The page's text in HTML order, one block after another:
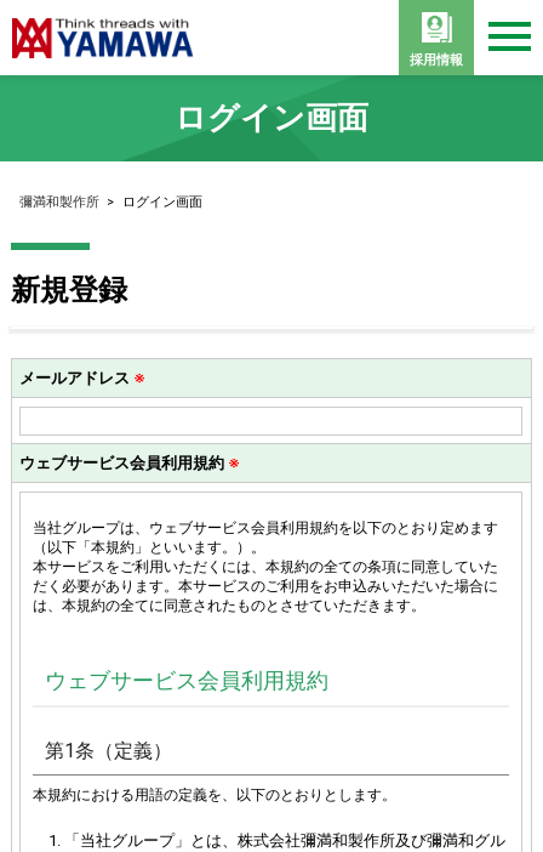
採用情報
ログイン画面
彌満和製作所 > ログイン画面
新規登録
メールアドレス ※
ウェブサービス会員利用規約 ※
当社グループは、ウェブサービス会員利用規約を以下のとおり定めます
（以下「本規約」といいます。）。
本サービスをご利用いただくには、本規約の全ての条項に同意していた
だく必要があります。本サービスのご利用をお申込みいただいた場合に
は、本規約の全てに同意されたものとさせていただきます。
ウェブサービス会員利用規約
第1条（定義）
本規約における用語の定義を、以下のとおりとします。
「当社グループ」とは、株式会社彌満和製作所及び彌満和グル